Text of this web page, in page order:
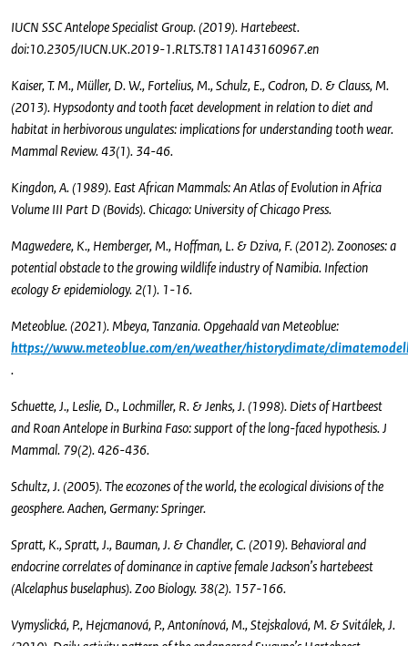
IUCN SSC Antelope Specialist Group. (2019). Hartebeest.
doi:10.2305/IUCN.UK.2019-1.RLTS.T811A143160967.en
Kaiser, T. M., Müller, D. W., Fortelius, M., Schulz, E., Codron, D. & Clauss, M.
(2013). Hypsodonty and tooth facet development in relation to diet and
habitat in herbivorous ungulates: implications for understanding tooth wear.
Mammal Review. 43(1). 34-46.
Kingdon, A. (1989). East African Mammals: An Atlas of Evolution in Africa
Volume III Part D (Bovids). Chicago: University of Chicago Press.
Magwedere, K., Hemberger, M., Hoffman, L. & Dziva, F. (2012). Zoonoses: a
potential obstacle to the growing wildlife industry of Namibia. Infection
ecology & epidemiology. 2(1). 1-16.
Meteoblue. (2021). Mbeya, Tanzania. Opgehaald van Meteoblue:
https://www.meteoblue.com/en/weather/historyclimate/
.
Schuette, J., Leslie, D., Lochmiller, R. & Jenks, J. (1998). Diets of Hartbeest
and Roan Antelope in Burkina Faso: support of the long-faced hypothesis. J
Mammal. 79(2). 426-436.
Schultz, J. (2005). The ecozones of the world, the ecological divisions of the
geosphere. Aachen, Germany: Springer.
Spratt, K., Spratt, J., Bauman, J. & Chandler, C. (2019). Behavioral and
endocrine correlates of dominance in captive female Jackson’s hartebeest
(Alcelaphus buselaphus). Zoo Biology. 38(2). 157-166.
Vymyslická, P., Hejcmanová, P., Antonínová, M., Stejskalová, M. & Svitálek, J.